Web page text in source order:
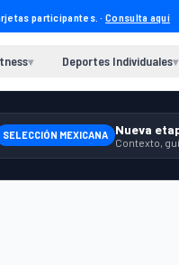
participantes. ·Consulta aquí
▾ Deportes Individuales▾
SELECCIÓN MEXICANA